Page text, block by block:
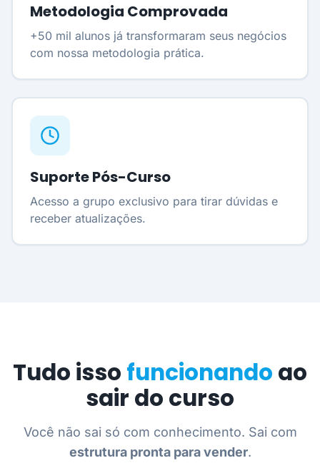
Metodologia Comprovada
+50 mil alunos já transformaram seus negócios
com nossa metodologia prática.
Suporte Pós-Curso
Acesso a grupo exclusivo para tirar dúvidas e
receber atualizações.
Tudo isso funcionando ao
sair do curso
Você não sai só com conhecimento. Sai com
estrutura pronta para vender.